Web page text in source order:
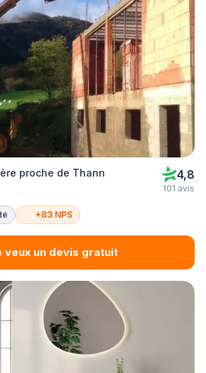
proche de Thann
4,8
101 avis
+83 NPS
veux un devis gratuit